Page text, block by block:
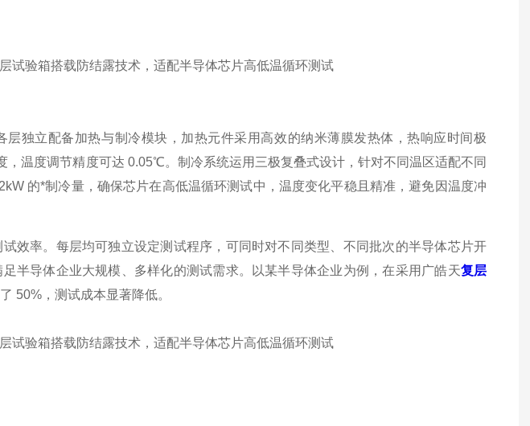
层独立配备加热与制冷模块，加热元件采用高效的纳米薄膜发热体，热响应时间极
，温度调节精度可达 0.05℃。制冷系统运用三极复叠式设计，针对不同温区适配不同
的*制冷量，确保芯片在高低温循环测试中，温度变化平稳且精准，避免因温度冲
效率。每层均可独立设定测试程序，可同时对不同类型、不同批次的半导体芯片开
半导体企业大规模、多样化的测试需求。以某半导体企业为例，在采用广皓天复层
50%，测试成本显著降低。